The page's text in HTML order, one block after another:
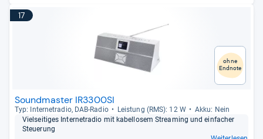
17
ohne
Endnote
Soundmaster IR3300SI
Typ: Inter­ne­tra­dio, DAB-​Radio Leis­tung (RMS): 12 W
Akku: Nein
Viel­sei­ti­ges Inter­ne­tra­dio mit kabel­lo­sem Stre­a­ming und ein­fa­cher
Steue­rung